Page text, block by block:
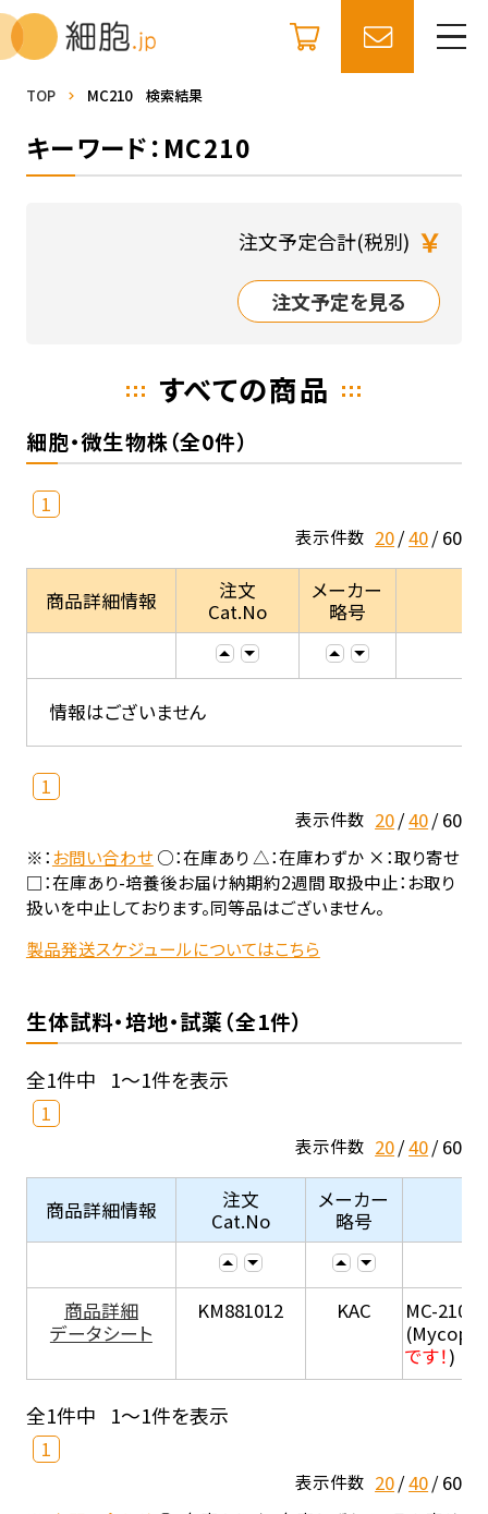
TOP MC210 検索結果
キーワード：MC210
注文予定合計(税別) ￥
注文予定を見る
すべての商品
細胞・微生物株（全0件）
1
表示件数 20 40 60
商品詳細情報
注文
Cat.No
メーカー
略号
情報はございません
1
表示件数 20 40 60
※：お問い合わせ○：在庫あり △：在庫わずか ×：取り寄せ
□：在庫あり-培養後お届け納期約2週間 取扱中止：お取り
扱いを中止しております。同等品はございません。
製品発送スケジュールについてはこちら
生体試料・培地・試薬（全1件）
全1件中 1～1件を表示
1
表示件数 20 40 60
商品詳細情報
注文
Cat.No
メーカー
略号
商品詳細
データシート
KM881012 KAC
MC-210 (
です！)
全1件中 1～1件を表示
1
表示件数 20 40 60